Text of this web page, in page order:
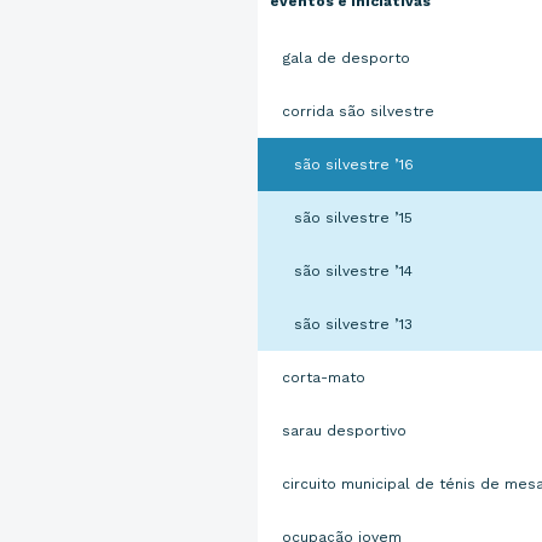
gala de desporto
corrida são silvestre
são silvestre ’16
são silvestre ’15
são silvestre ’14
são silvestre ’13
corta-mato
sarau desportivo
circuito municipal de ténis de
ocupação jovem